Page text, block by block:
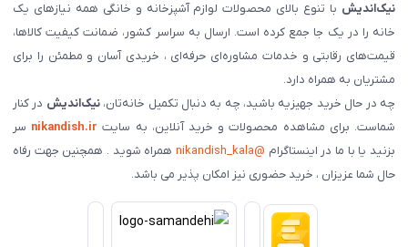
نیک‌اندیش با تنوع بالای محصولات لوازم آشپزخانه و خانگی همه نیازهای یک
خانه را در یک جا جمع کرده است. ارسال به سراسر کشور، ضمانت کیفیت کالاها،
قیمت‌های رقابتی و خدمات مشاوره‌ای حرفه‌ای ، خریدی آسان و مطمئن را برای
مشتریان به همراه دارد.
چه در حال خرید جهیزیه باشید، چه به دنبال تکمیل خانه‌تان،نیک‌اندیش در کنار
شماست. برای مشاهده محصولات و خرید آنلاین، به سایت nikandish.ir سر
بزنید یا با ما در اینستاگرام @nikandish_kala
همراه شوید . همچنین جهت رفاه
حال شما عزیزان ، خرید حضوری نیز امکان پذیر می باشد.